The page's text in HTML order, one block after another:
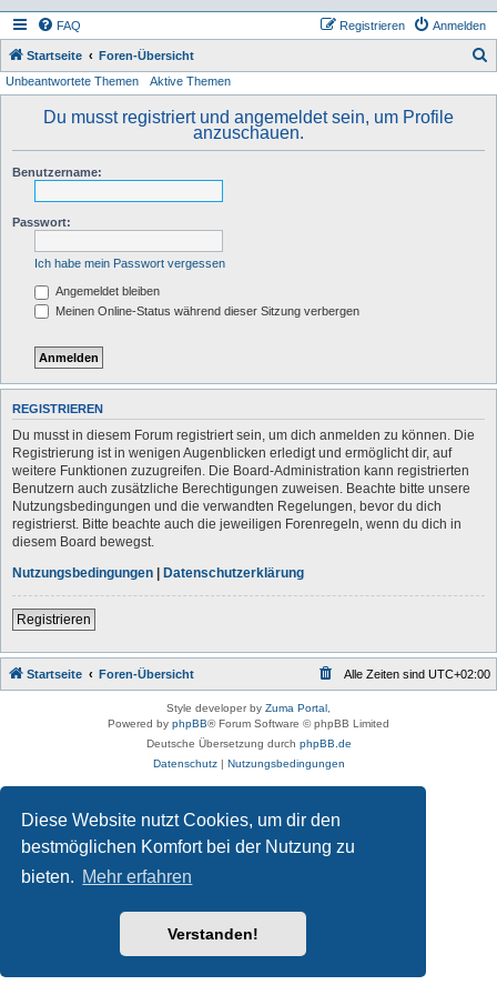
Diese Website nutzt Cookies, um dir den
bestmöglichen Komfort bei der Nutzung zu
bieten. Mehr erfahren
Verstanden!
FAQ Anmelden
Registrieren
Startseite Foren-Übersicht
Unbeantwortete Themen Aktive Themen
Du musst registriert und angemeldet sein, um Profile
anzuschauen.
Benutzername:
Passwort:
Ich habe mein Passwort vergessen
Angemeldet bleiben
Meinen Online-Status während dieser Sitzung verbergen
REGISTRIEREN
Du musst in diesem Forum registriert sein, um dich anmelden zu können. Die
Registrierung ist in wenigen Augenblicken erledigt und ermöglicht dir, auf
weitere Funktionen zuzugreifen. Die Board-Administration kann registrierten
Benutzern auch zusätzliche Berechtigungen zuweisen. Beachte bitte unsere
Nutzungsbedingungen und die verwandten Regelungen, bevor du dich
registrierst. Bitte beachte auch die jeweiligen Forenregeln, wenn du dich in
diesem Board bewegst.
Nutzungsbedingungen | Datenschutzerklärung
Registrieren
Startseite Foren-Übersicht Alle Zeiten sind UTC+02:00
Style developer by Zuma Portal
Powered by phpBB® Forum Software © phpBB Limited
Deutsche Übersetzung durch phpBB.de
Datenschutz| Nutzungsbedingungen